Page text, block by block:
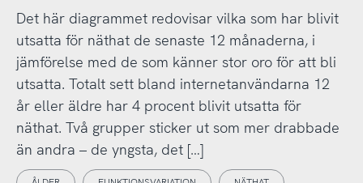
Det här diagrammet redovisar vilka som har blivit
utsatta för näthat de senaste 12 månaderna, i
jämförelse med de som känner stor oro för att bli
utsatta. Totalt sett bland internetanvändarna 12
år eller äldre har 4 procent blivit utsatta för
näthat. Två grupper sticker ut som mer drabbade
än andra – de yngsta, det […]